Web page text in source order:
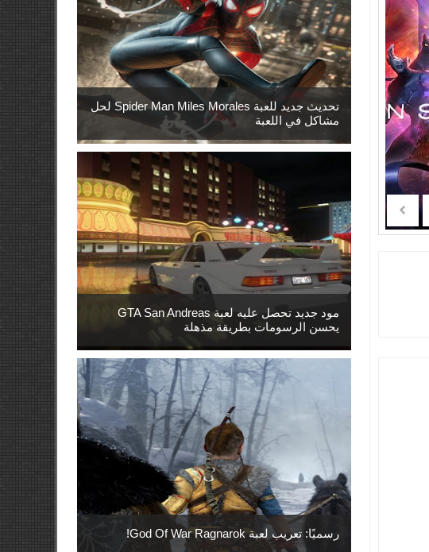
تحديث جديد للعبة Spider Man Miles Morales لحل
مشاكل في اللعبة
مود جديد تحصل عليه لعبة GTA San Andreas
يحسن الرسومات بطريقة مذهلة
رسميًا: تعريب لعبة God Of War Ragnarok!